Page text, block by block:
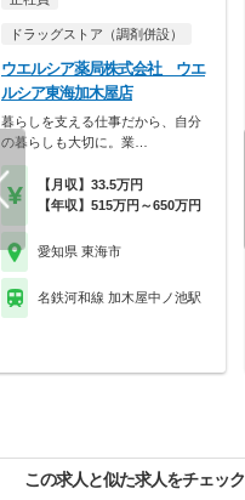
ドラッグストア（調剤併設）
ウエルシア薬局株式会社 ウエ
ルシア東海加木屋店
暮らしを支える仕事だから、自分
の暮らしも大切に。業…
【月収】33.5万円
【年収】515万円～650万円
愛知県 東海市
名鉄河和線 加木屋中ノ池駅
この求人と似た求人をチェック